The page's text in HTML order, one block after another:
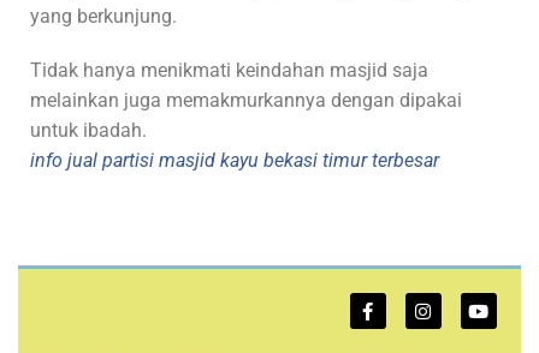
yang berkunjung.
Tidak hanya menikmati keindahan masjid saja
melainkan juga memakmurkannya dengan dipakai
untuk ibadah.
info jual partisi masjid kayu bekasi timur terbesar